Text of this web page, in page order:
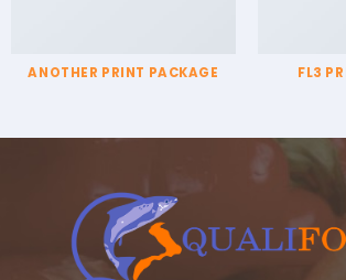
ANOTHER PRINT PACKAGE FL3